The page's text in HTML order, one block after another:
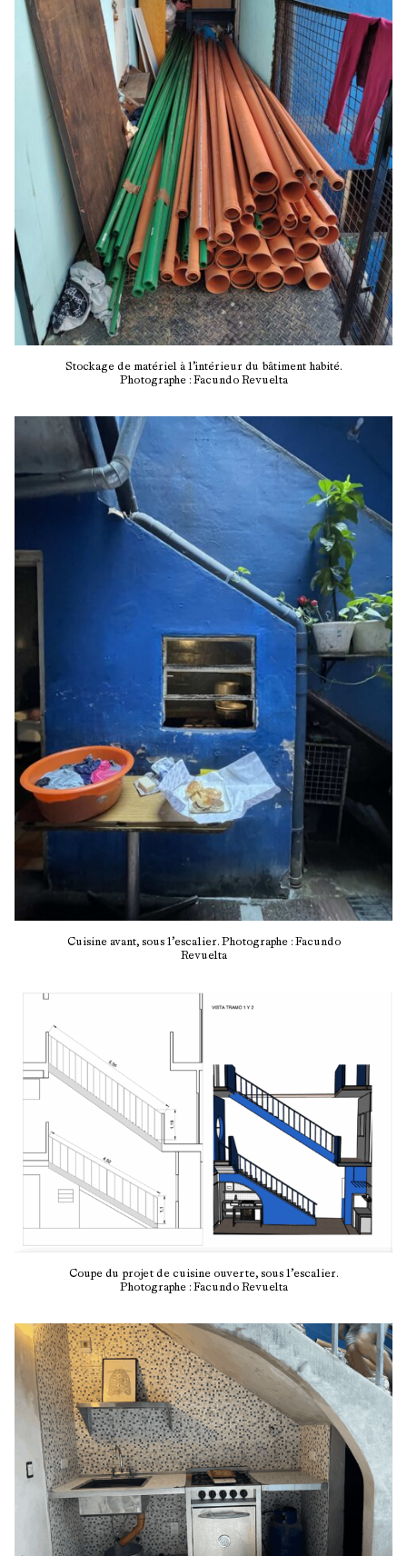
Stockage de matériel à l’intérieur du bâtiment habité.
Photographe : Facundo Revuelta
Cuisine avant, sous l’escalier. Photographe : Facundo
Revuelta
Coupe du projet de cuisine ouverte, sous l’escalier.
Photographe : Facundo Revuelta